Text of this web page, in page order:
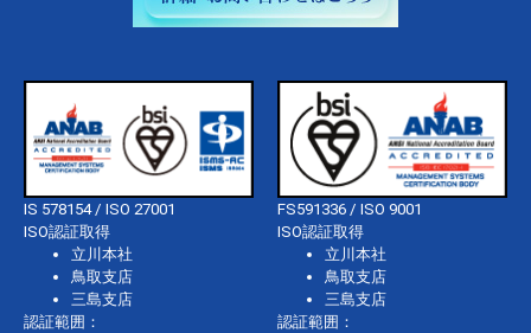
IS 578154 / ISO 27001
ISO認証取得
立川本社
鳥取支店
三島支店
認証範囲：
FS591336 / ISO 9001
ISO認証取得
立川本社
鳥取支店
三島支店
認証範囲：